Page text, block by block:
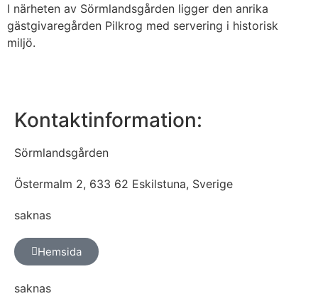
I närheten av Sörmlandsgården ligger den anrika
gästgivaregården Pilkrog med servering i historisk
miljö.
Kontaktinformation:
Sörmlandsgården
Östermalm 2, 633 62 Eskilstuna, Sverige
saknas
Hemsida
saknas